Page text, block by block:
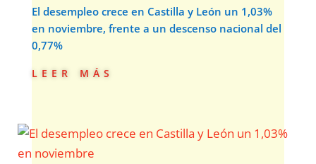
El desempleo crece en Castilla y León un 1,03%
en noviembre, frente a un descenso nacional del
0,77%
leer más